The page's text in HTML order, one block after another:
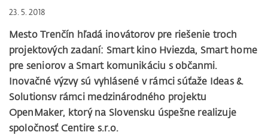
23. 5. 2018
Mesto Trenčín hľadá inovátorov pre riešenie troch
projektových zadaní: Smart kino Hviezda, Smart home
pre seniorov a Smart komunikáciu s občanmi.
Inovačné výzvy sú vyhlásené v rámci súťaže Ideas &
Solutionsv rámci medzinárodného projektu
OpenMaker, ktorý na Slovensku úspešne realizuje
spoločnosť Centire s.r.o.